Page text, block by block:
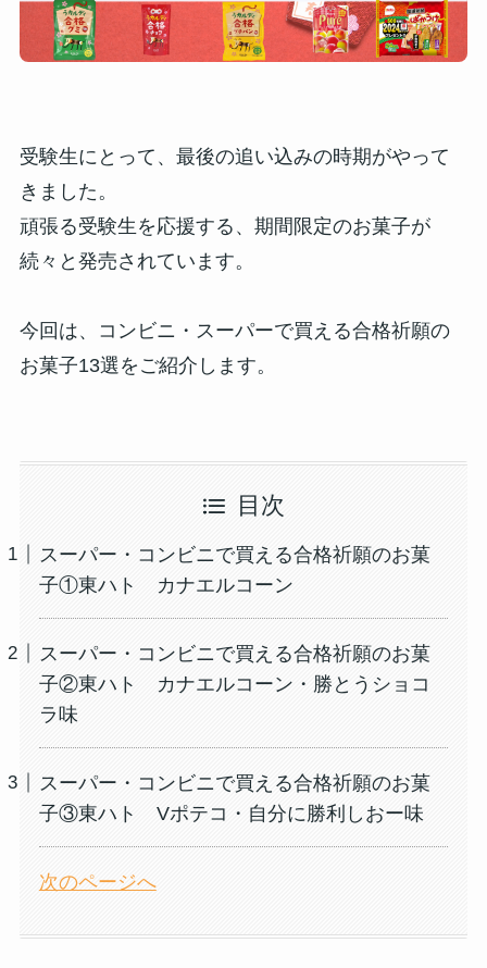
受験生にとって、最後の追い込みの時期がやって
きました。
頑張る受験生を応援する、期間限定のお菓子が
続々と発売されています。
今回は、コンビニ・スーパーで買える合格祈願の
お菓子13選をご紹介します。
目次
スーパー・コンビニで買える合格祈願のお菓
子①東ハト カナエルコーン
スーパー・コンビニで買える合格祈願のお菓
子②東ハト カナエルコーン・勝とうショコ
ラ味
スーパー・コンビニで買える合格祈願のお菓
子③東ハト Vポテコ・自分に勝利しおー味
次のページへ